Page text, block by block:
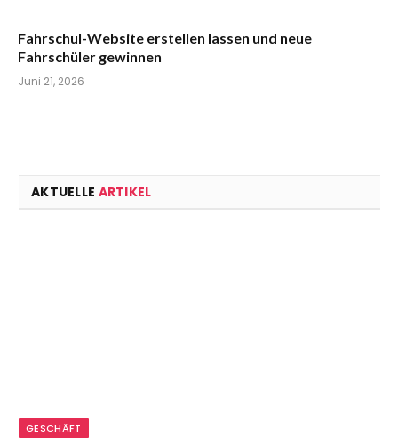
Fahrschul-Website erstellen lassen und neue
Fahrschüler gewinnen
Juni 21, 2026
AKTUELLE ARTIKEL
GESCHÄFT